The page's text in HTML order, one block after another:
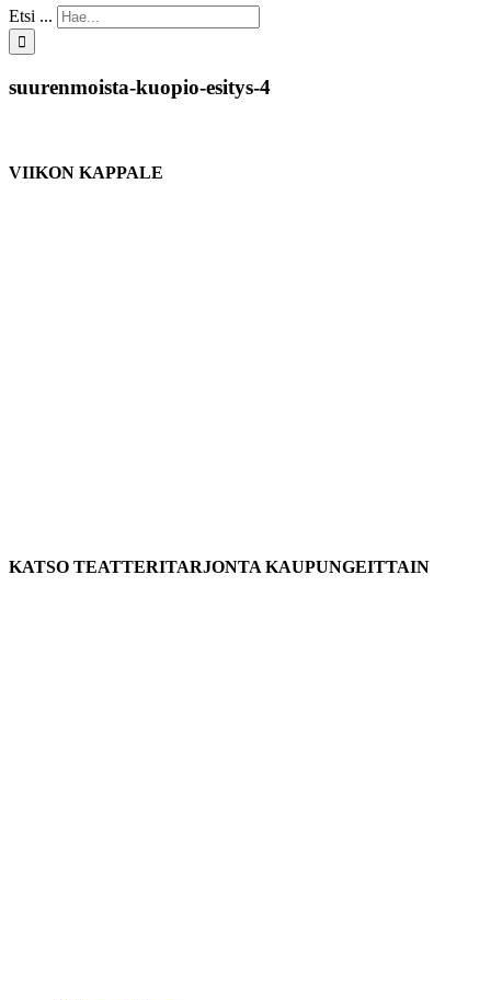
Etsi ...
suurenmoista-kuopio-esitys-4
VIIKON KAPPALE
KATSO TEATTERITARJONTA KAUPUNGEITTAIN